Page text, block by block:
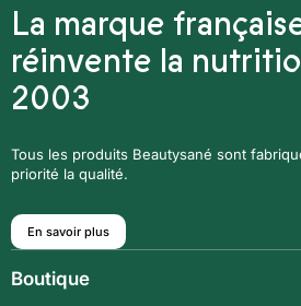
La marque
réinvente la
2003
Tous les produits Beautysané sont
priorité la qualité.
En savoir plus
Boutique